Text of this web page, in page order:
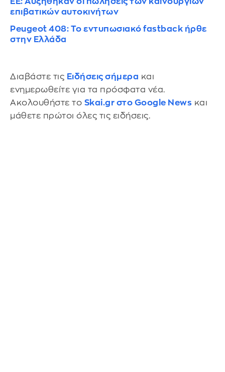
επιβατικών αυτοκινήτων
Peugeot 408: Το εντυπωσιακό fastback ήρθε
στην Ελλάδα
Διαβάστε τις Ειδήσεις σήμερα και
ενημερωθείτε για τα πρόσφατα νέα.
Ακολουθήστε το Skai.gr στο Google News και
μάθετε πρώτοι όλες τις ειδήσεις.